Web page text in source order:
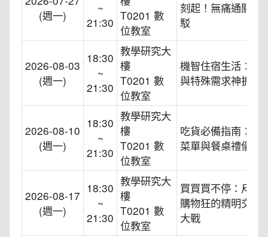
(週一)
~
21:30 T0201 數
位教室
刻起！無痛通關與
駁
2026-08-03
(週一)
18:30
~
21:30
教學研究大
樓
T0201 數
位教室
機智住宿生活：飯
與特殊需求神拆解
2026-08-10
(週一)
18:30
~
21:30
教學研究大
樓
T0201 數
位教室
吃貨必備指南：破
菜單與餐桌禮儀
2026-08-17
(週一)
18:30
~
21:30
教學研究大
樓
T0201 數
位教室
買買買不停：尺寸
購物狂的精明交涉
大戰